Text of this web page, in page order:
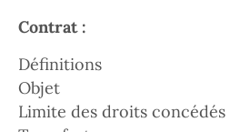
Contrat :
Définitions
Objet
Limite des droits concédés